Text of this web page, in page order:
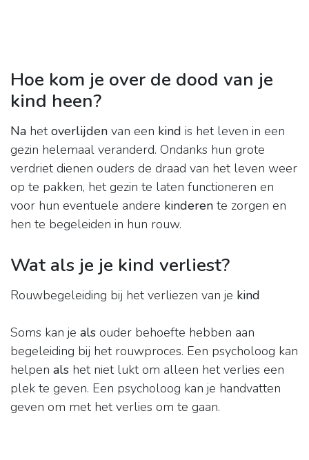
Hoe kom je over de dood van je
kind heen?
Na hetoverlijden van een kind is het leven in een
gezin helemaal veranderd. Ondanks hun grote
verdriet dienen ouders de draad van het leven weer
op te pakken, het gezin te laten functioneren en
voor hun eventuele andere kinderen te zorgen en
hen te begeleiden in hun rouw.
Wat als je je kind verliest?
Rouwbegeleiding bij het verliezen van je kind
Soms kan je als ouder behoefte hebben aan
begeleiding bij het rouwproces. Een psycholoog kan
helpen als het niet lukt om alleen het verlies een
plek te geven. Een psycholoog kan je handvatten
geven om met het verlies om te gaan.